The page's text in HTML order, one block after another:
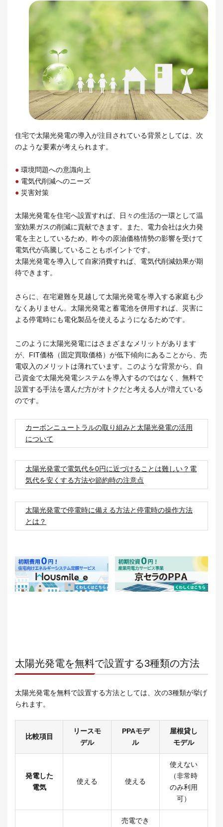
住宅で太陽光発電の導入が注目されている背景としては、次
のような要素が考えられます。
● 環境問題への意識向上
● 電気代削減へのニーズ
● 災害対策
太陽光発電を住宅へ設置すれば、日々の生活の一環として温
室効果ガスの削減に貢献できます。また、電力会社は火力発
電を主としているため、昨今の原油価格情勢の影響を受けて
電気代が高騰していることもポイントです。
太陽光発電を導入して自家消費すれば、電気代削減効果が期
待できます。
さらに、在宅避難を見越して太陽光発電を導入する家庭も少
なくありません。太陽光発電と蓄電池を併用すれば、災害に
よる停電時にも電化製品を使えるようになるためです。
このように太陽光発電にはさまざまなメリットがあります
が、FIT価格（固定買取価格）が低下傾向にあることから、売
電収入のメリットは薄れています。このような背景から、自
己資金で太陽光発電システムを導入するのではなく、無料で
設置する手法を選んだ方がオトクだと考える人が増えている
のです。
カーボンニュートラルの取り組みと太陽光発電の活用
について
太陽光発電で電気代を0円に近づけることは難しい？電
気代を安くする方法や節約時の注意点
太陽光発電で停電時に備える方法と停電時の操作方法
とは？
太陽光発電を無料で設置する3種類の方法
太陽光発電を無料で設置する方法としては、次の3種類が挙げ
られます。
比較項目
リースモ
デル
PPAモデ
ル
屋根貸し
モデル
発電した
電気
使える 使える
使えない
（非常時
のみ利用
可）
売電でき